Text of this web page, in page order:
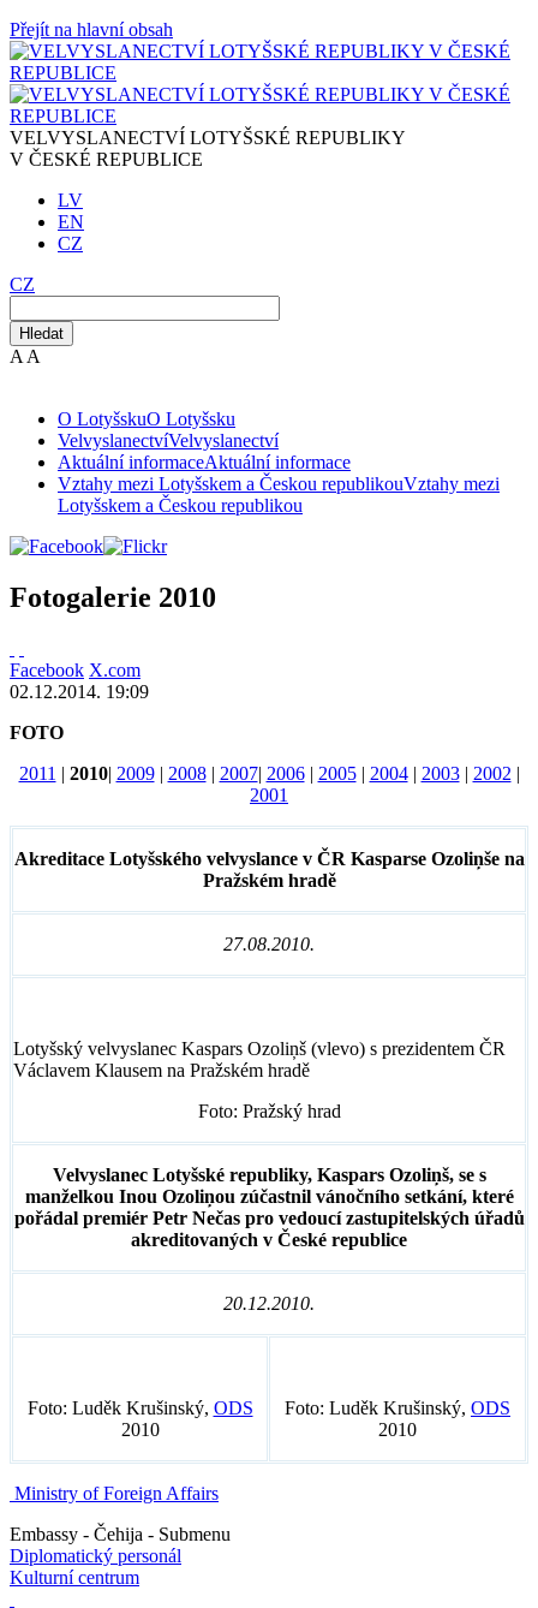
Přejít na hlavní obsah
VELVYSLANECTVÍ LOTYŠSKÉ REPUBLIKY
V ČESKÉ REPUBLICE
LV
EN
CZ
CZ
Hledat
A A
O LotyšskuO Lotyšsku
VelvyslanectvíVelvyslanectví
Aktuální informaceAktuální informace
Vztahy mezi Lotyšskem a Českou republikouVztahy mezi
Lotyšskem a Českou republikou
Fotogalerie 2010
Facebook X.com
02.12.2014. 19:09
FOTO
2011 | 2010| 2009| 2008| 2007| 2006| 2005| 2004| 2003| 2002 |
2001
Akreditace Lotyšského velvyslance v ČR Kasparse Ozoliņše na
Pražském hradě
27.08.2010.
Lotyšský velvyslanec Kaspars Ozoliņš (vlevo) s prezidentem ČR
Václavem Klausem na Pražském hradě
Foto: Pražský hrad
Velvyslanec Lotyšské republiky, Kaspars Ozoliņš, se s
manželkou Inou Ozoliņou zúčastnil vánočního setkání, které
pořádal premiér Petr Nečas pro vedoucí zastupitelských úřadů
akreditovaných v České republice
20.12.2010.
Foto: Luděk Krušinský, ODS
2010
Foto: Luděk Krušinský, ODS
2010
Ministry of Foreign Affairs
Embassy - Čehija - Submenu
Diplomatický personál
Kulturní centrum